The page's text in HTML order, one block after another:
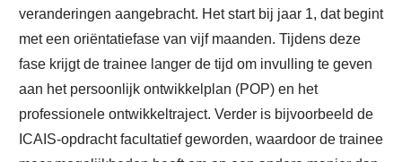
veranderingen aangebracht. Het start bij jaar 1, dat begint
met een oriëntatiefase van vijf maanden. Tijdens deze
fase krijgt de trainee langer de tijd om invulling te geven
aan het persoonlijk ontwikkelplan (POP) en het
professionele ontwikkeltraject. Verder is bijvoorbeeld de
ICAIS-opdracht facultatief geworden, waardoor de trainee